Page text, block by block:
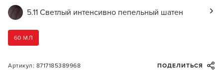
5.11 Светлый интенсивно пепельный шатен
60 МЛ
Артикул: 8717185389968 ПОДЕЛИТЬСЯ